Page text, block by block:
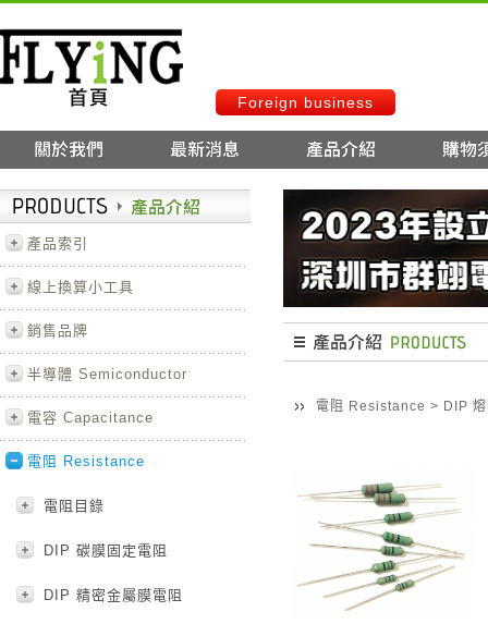
Foreign business
產品索引
線上換算小工具
銷售品牌
半導體 Semiconductor
電容 Capacitance
電阻 Resistance
電阻目錄
DIP 碳膜固定電阻
DIP 精密金屬膜電阻
電阻 Resistance > DIP